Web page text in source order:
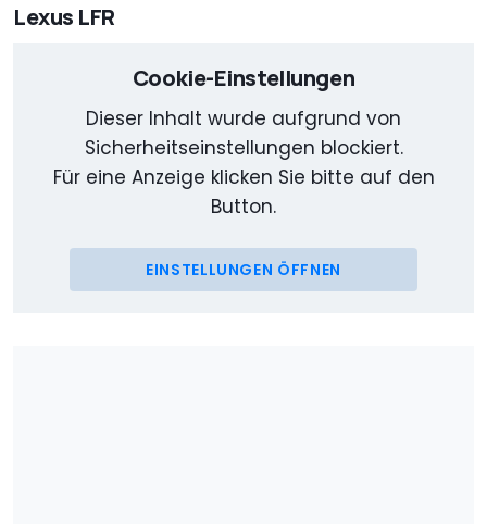
Lexus LFR
Cookie-Einstellungen
Dieser Inhalt wurde aufgrund von
Sicherheitseinstellungen blockiert.
Für eine Anzeige klicken Sie bitte auf den
Button.
EINSTELLUNGEN ÖFFNEN